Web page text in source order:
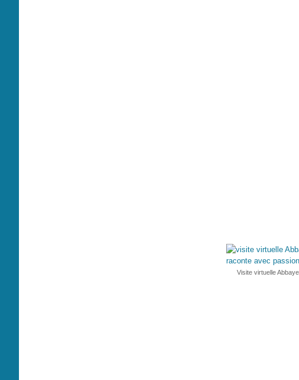
Visite virtuelle